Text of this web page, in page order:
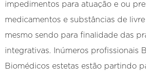
impedimentos para atuação e ou
medicamentos e substâncias de
mesmo sendo para finalidade das
integrativas. Inúmeros profissionais
Biomédicos estetas estão partindo